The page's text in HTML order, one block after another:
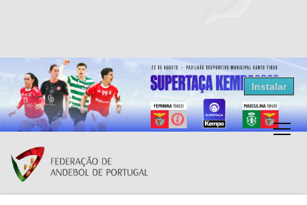
Resultados Andebol
Federação de Andebol de Portugal
Grátis - Disponivel na Play Store
Instalar